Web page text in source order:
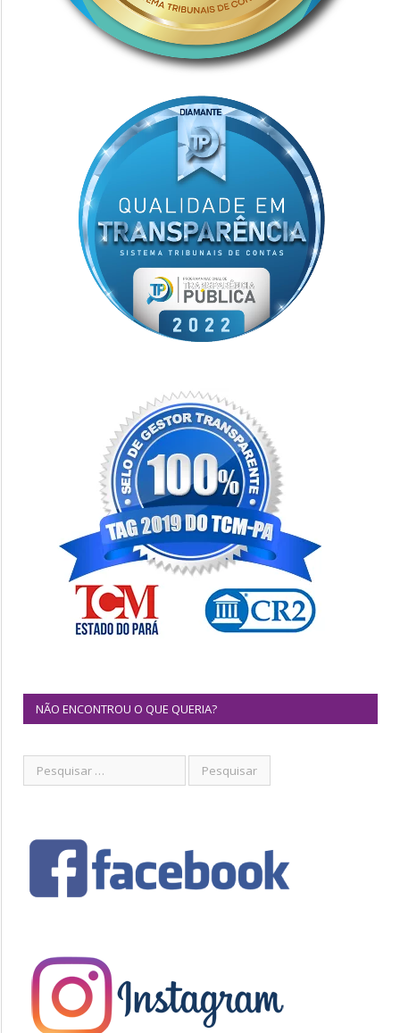
NÃO ENCONTROU O QUE QUERIA?